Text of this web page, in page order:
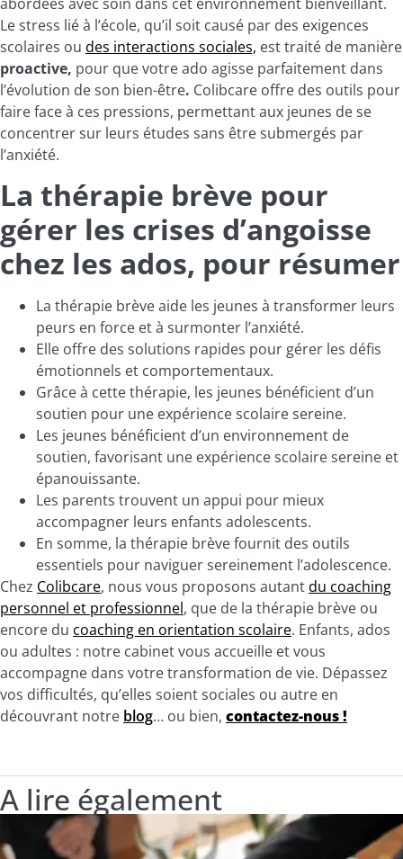
Le stress lié à l’école, qu’il soit causé par des exigences
scolaires ou des interactions sociales, est traité de manière
proactive, pour que votre ado agisse parfaitement dans
l’évolution de son bien-être. Colibcare offre des outils pour
faire face à ces pressions, permettant aux jeunes de se
concentrer sur leurs études sans être submergés par
l’anxiété.
La thérapie brève pour
gérer les crises d’angoisse
chez les ados, pour résumer
La thérapie brève aide les jeunes à transformer leurs
peurs en force et à surmonter l’anxiété.
Elle offre des solutions rapides pour gérer les défis
émotionnels et comportementaux.
Grâce à cette thérapie, les jeunes bénéficient d’un
soutien pour une expérience scolaire sereine.
Les jeunes bénéficient d’un environnement de
soutien, favorisant une expérience scolaire sereine et
épanouissante.
Les parents trouvent un appui pour mieux
accompagner leurs enfants adolescents.
En somme, la thérapie brève fournit des outils
essentiels pour naviguer sereinement l’adolescence.
Chez Colibcare, nous vous proposons autantdu coaching
personnel et professionnel, que de la thérapie brève ou
encore du coaching en orientation scolaire. Enfants, ados
ou adultes : notre cabinet vous accueille et vous
accompagne dans votre transformation de vie. Dépassez
vos difficultés, qu’elles soient sociales ou autre en
découvrant notre blog… ou bien, contactez-nous !
A lire également